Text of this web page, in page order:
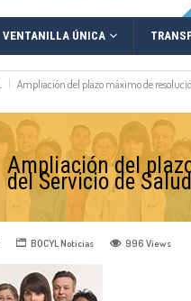
VENTANILLA ÚNICA
Ampliación del plazo máximo de
Ampliación del
del Servicio de
BOCYLNoticias 996 Views